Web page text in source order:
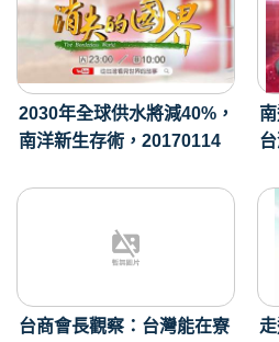
2030年全球供水將減40%，
南洋新生存術，20170114
台商會長觀察：台灣能在寮